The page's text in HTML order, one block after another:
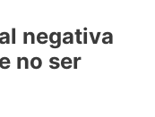
negativa
no ser